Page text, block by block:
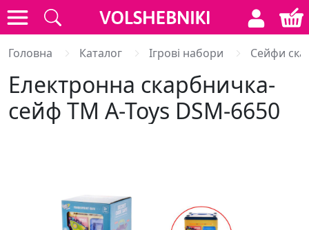
Головна Каталог Ігрові набори Сейфи
Електронна скарбничка-
сейф ТМ A-Toys DSM-6650